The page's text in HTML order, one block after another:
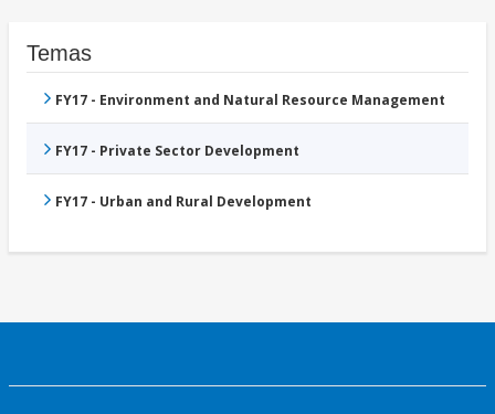
Temas
FY17 - Environment and Natural Resource Management
FY17 - Private Sector Development
FY17 - Urban and Rural Development